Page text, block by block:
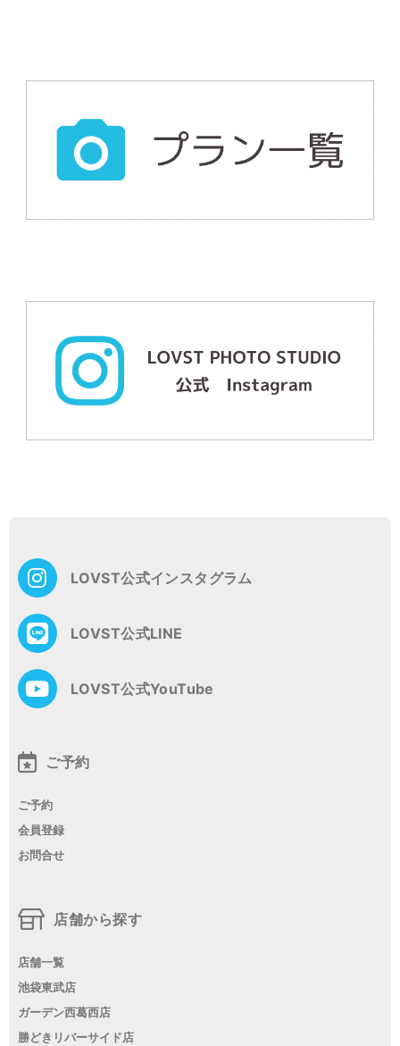
LOVST公式インスタグラム
LOVST公式LINE
LOVST公式YouTube
ご予約
ご予約
会員登録
お問合せ
店舗から探す
店舗一覧
池袋東武店
ガーデン西葛西店
勝どきリバーサイド店